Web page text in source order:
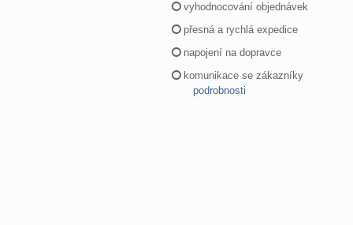
vyhodnocování objednávek
přesná a rychlá expedice
napojení na dopravce
komunikace se zákazníky
podrobnosti